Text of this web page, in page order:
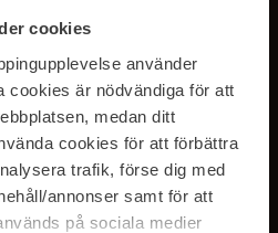
cookies
använder
cookies är nödvändiga för att
medan ditt
cookies för att förbättra
trafik, förse dig med
annonser samt för att
på sociala medier
OUR
voresprivatlivspolitik. Afmeld til enhver